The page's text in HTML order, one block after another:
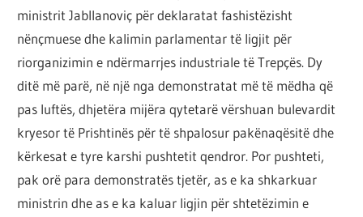
ministrit Jabllanoviç për deklaratat fashistëzisht
nënçmuese dhe kalimin parlamentar të ligjit për
riorganizimin e ndërmarrjes industriale të Trepçës. Dy
ditë më parë, në një nga demonstratat më të mëdha që
pas luftës, dhjetëra mijëra qytetarë vërshuan bulevardit
kryesor të Prishtinës për të shpalosur pakënaqësitë dhe
kërkesat e tyre karshi pushtetit qendror. Por pushteti,
pak orë para demonstratës tjetër, as e ka shkarkuar
ministrin dhe as e ka kaluar ligjin për shtetëzimin e